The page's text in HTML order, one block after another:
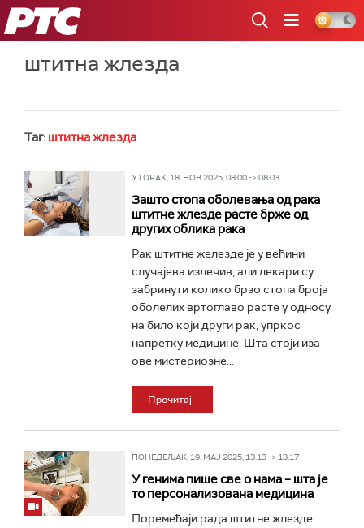
РТС
штитна жлезда
Таг: штитна жлезда
УТОРАК, 18. НОВ 2025, 08:00 -> 08:03
Зашто стопа оболевања од рака
штитне жлезде расте брже од
других облика рака
Рак штитне железде је у већини
случајева излечив, али лекари су
забринути колико брзо стопа броја
оболелих вртоглаво расте у односу
на било који други рак, упркос
напретку медицине. Шта стоји иза
ове мистериозне...
Прочитај
ПОНЕДЕЉАК, 19. МАЈ 2025, 13:13 -> 13:17
У генима пише све о нама – шта је
то персонализована медицина
Поремећаји рада штитне жлезде